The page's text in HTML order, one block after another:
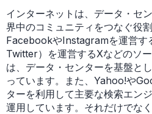
インターネットは、データ・セ
界中のコミュニティをつなぐ役
FacebookやInstagramを運営
Twitter）を運営するXなどのソ
は、データ・センターを基盤と
っています。また、Yahoo!や
ターを利用して主要な検索エン
運用しています。それだけでな